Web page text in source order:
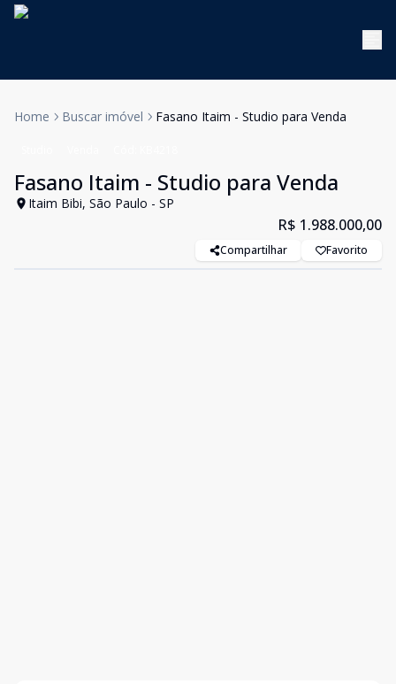
Home Buscar imóvel Fasano Itaim - Studio para Venda
Fasano Itaim - Studio para Venda
Itaim Bibi, São Paulo - SP
R$ 1.988.000,00
Compartilhar Favorito